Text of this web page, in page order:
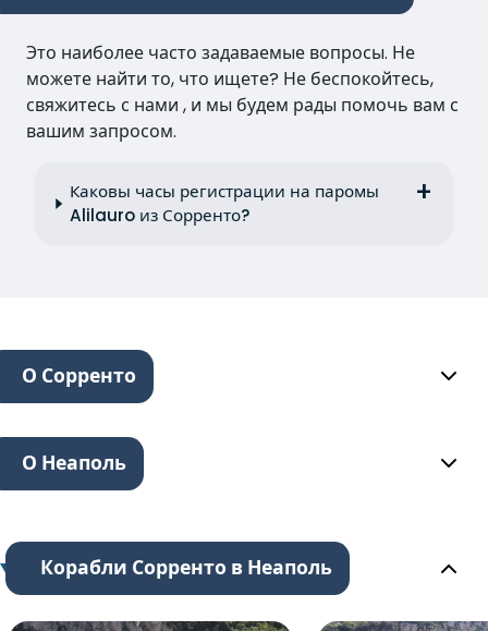
Это наиболее часто задаваемые вопросы. Не
можете найти то, что ищете? Не беспокойтесь,
свяжитесь с нами , и мы будем рады помочь вам с
вашим запросом.
Каковы часы регистрации на паромы
Alilauro из Сорренто?
О Сорренто
О Неаполь
Корабли Сорренто в Неаполь